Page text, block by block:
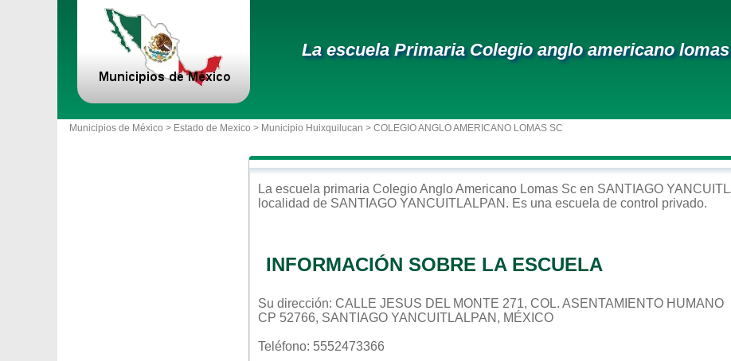
La escuela Primaria Colegio anglo americano
Municipios de México > Estado de Mexico > Municipio Huixquilucan > COLEGIO ANGLO AMERICANO LOMAS SC
La escuela primaria Colegio Anglo Americano Lomas Sc en SANTIAGO
localidad de SANTIAGO YANCUITLALPAN . Es una escuela de control privado.
INFORMACIÓN SOBRE LA ESCUELA
Su dirección: CALLE JESUS DEL MONTE 271, COL. ASENTAMIENTO HUMANO
CP 52766, SANTIAGO YANCUITLALPAN, MÉXICO
Teléfono: 5552473366